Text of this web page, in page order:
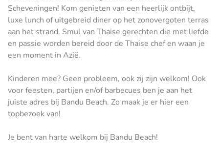
Scheveningen! Kom genieten van een heerlijk ontbijt,
luxe lunch of uitgebreid diner op het zonovergoten terras
aan het strand. Smul van Thaise gerechten die met liefde
en passie worden bereid door de Thaise chef en waan je
een moment in Azië.
Kinderen mee? Geen probleem, ook zij zijn welkom! Ook
voor feesten, partijen en/of barbecues ben je aan het
juiste adres bij Bandu Beach. Zo maak je er hier een
topbezoek van!
Je bent van harte welkom bij Bandu Beach!